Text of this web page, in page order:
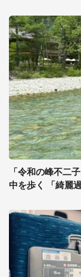
「令和の峰不二
中を歩く 「綺麗